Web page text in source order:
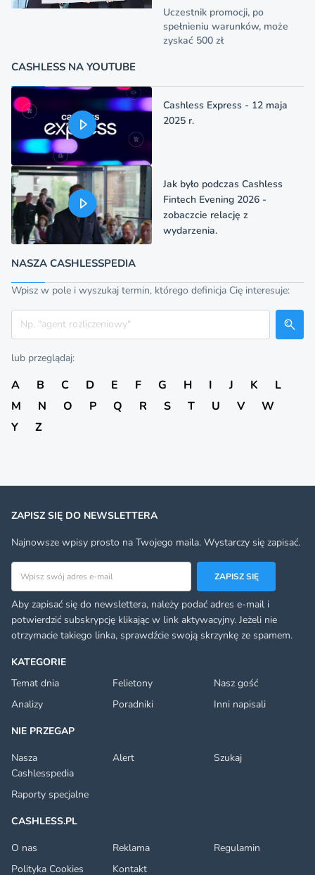
Uczestnik promocji, po
spełnieniu warunków, może
zyskać 500 zł
CASHLESS NA YOUTUBE
Cashless Express - 12 maja
2025 r.
Jak było podczas Cashless
Fintech Evening 2026 -
zobaczcie relację z
wydarzenia.
NASZA CASHLESSPEDIA
Wpisz w pole i wyszukaj termin, którego definicja Cię interesuje:
Szukaj
lub przeglądaj:
A B C D E F G H I J K
L
M
N O P Q R S T U V
W
Y
Z
KATEGORIE
Temat dnia
Felietony
Nasz gość
Analizy
Poradniki
Inni napisali
NIE PRZEGAP
Nasza
Cashlesspedia
Alert Szukaj
Raporty specjalne
CASHLESS.PL
O nas
Reklama
Regulamin
Polityka Cookies
Kontakt
ZAPISZ SIĘ DO NEWSLETTERA
Najnowsze wpisy prosto na Twojego maila. Wystarczy się zapisać.
Adres email
ZAPISZ SIĘ
Aby zapisać się do newslettera, należy podać adres e-mail i
potwierdzić subskrypcję klikając w link aktywacyjny. Jeżeli nie
otrzymacie takiego linka, sprawdźcie swoją skrzynkę ze spamem.